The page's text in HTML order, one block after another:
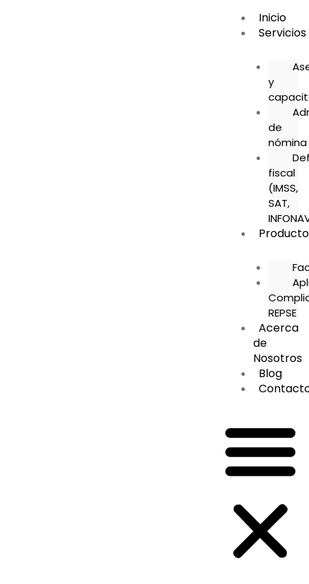
Inicio
Servicios
y
de
nómina
fiscal
(IMSS,
SAT,
REPSE
Acerca
de
Nosotros
Blog